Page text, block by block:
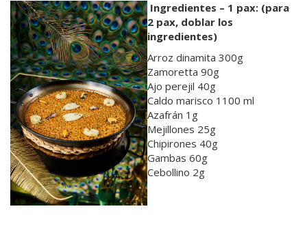
Ingredientes – 1 pax: (para
2 pax, doblar los
ingredientes)
Arroz dinamita 300g
Zamoretta 90g
Ajo perejil 40g
Caldo marisco 1100 ml
Azafrán 1g
Mejillones 25g
Chipirones 40g
Gambas 60g
Cebollino 2g